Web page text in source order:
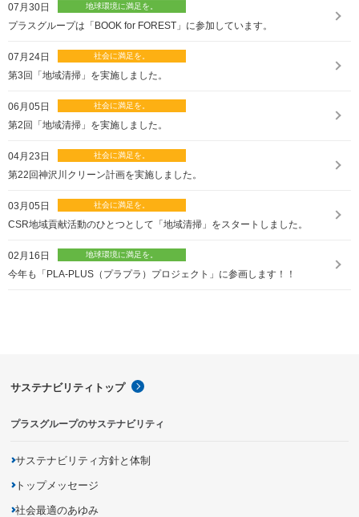
07月30日
プラスグループは「BOOK for FOREST」に参加しています。
07月24日
第3回「地域清掃」を実施しました。
06月05日
第2回「地域清掃」を実施しました。
04月23日
第22回神沢川クリーン計画を実施しました。
03月05日
CSR地域貢献活動のひとつとして「地域清掃」をスタートしました。
02月16日
今年も「PLA-PLUS（プラプラ）プロジェクト」に参画します！！
サステナビリティトップ
プラスグループのサステナビリティ
サステナビリティ方針と体制
トップメッセージ
社会最適のあゆみ